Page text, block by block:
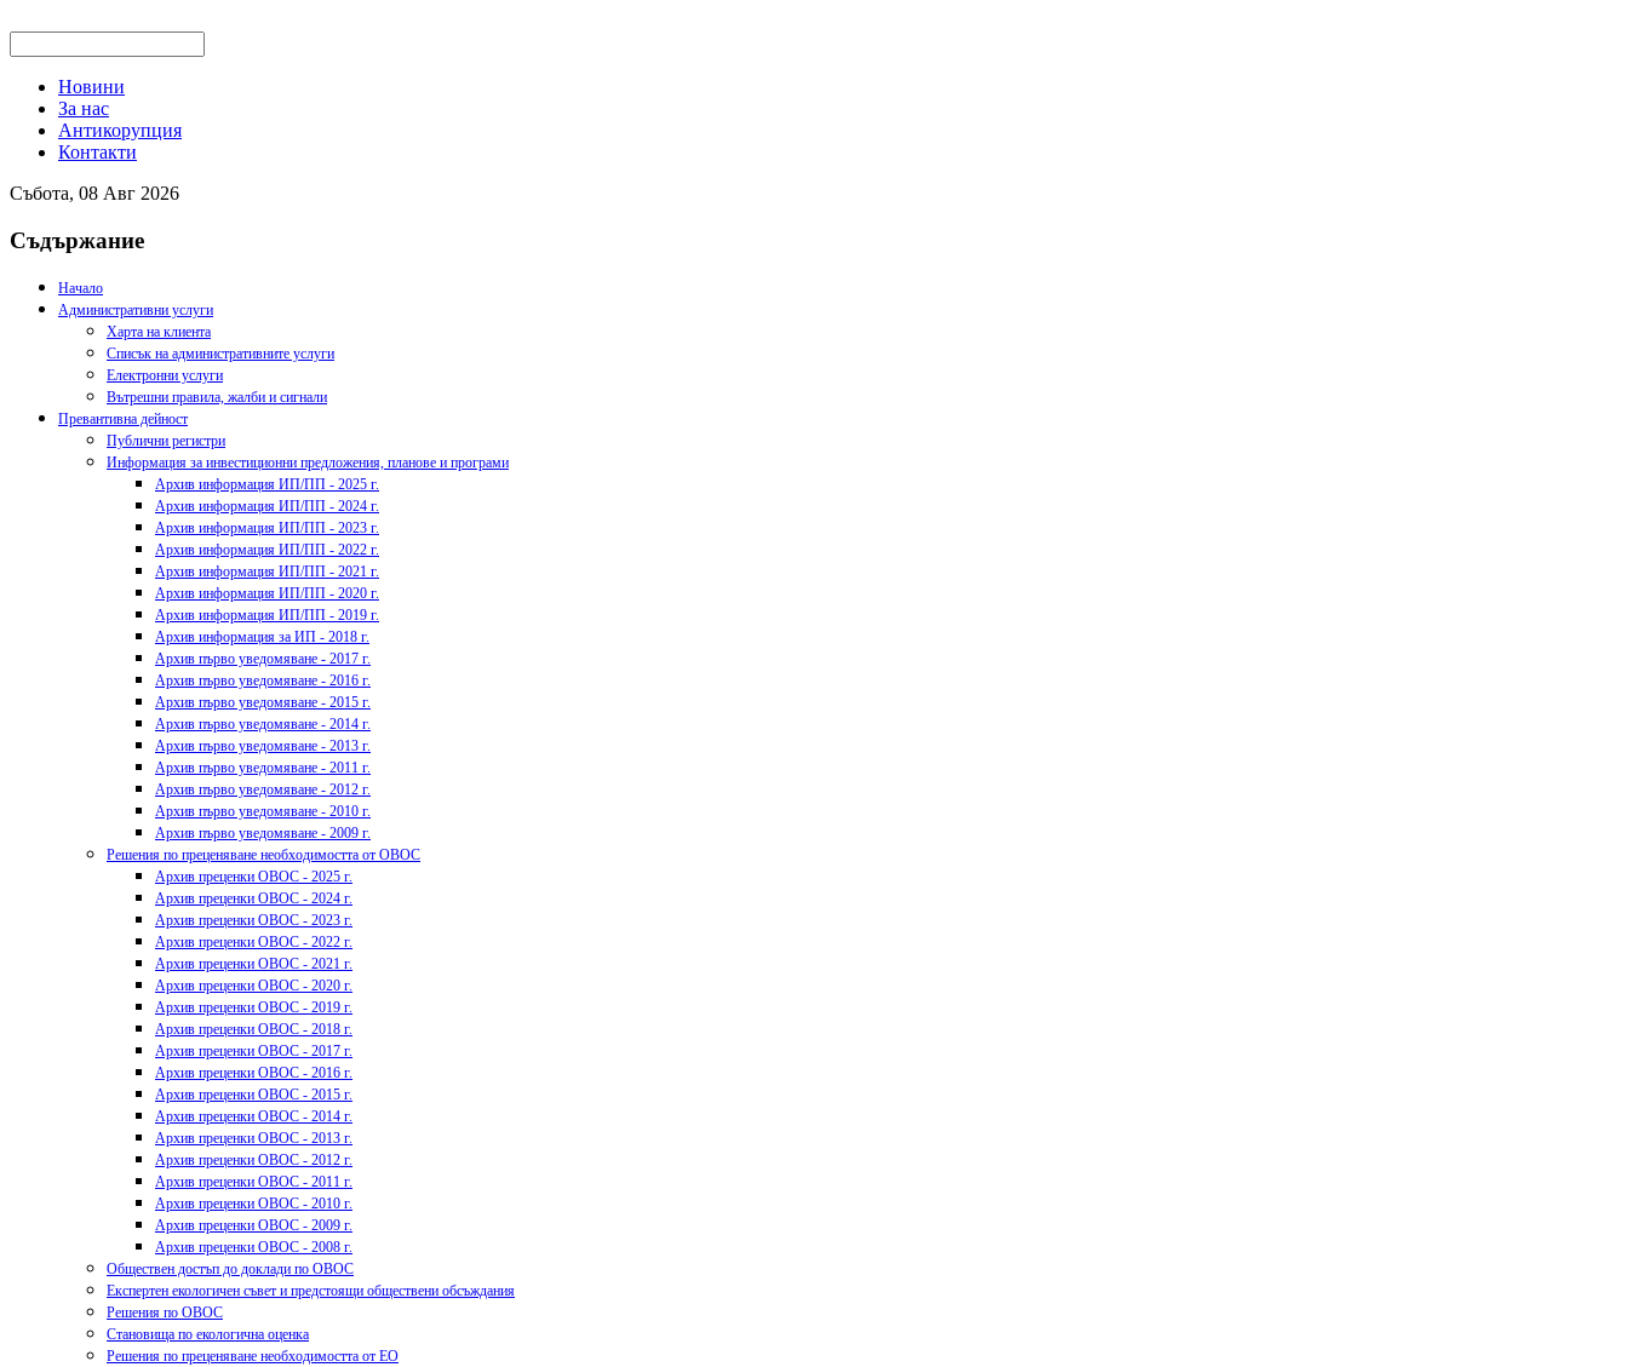
Новини
За нас
Антикорупция
Контакти
Събота, 08 Авг 2026
Съдържание
Начало
Административни услуги
Харта на клиента
Списък на административните услуги
Електронни услуги
Вътрешни правила, жалби и сигнали
Превантивна дейност
Публични регистри
Информация за инвестиционни предложения, планове и програми
Архив информация ИП/ПП - 2025 г.
Архив информация ИП/ПП - 2024 г.
Архив информация ИП/ПП - 2023 г.
Архив информация ИП/ПП - 2022 г.
Архив информация ИП/ПП - 2021 г.
Архив информация ИП/ПП - 2020 г.
Архив информация ИП/ПП - 2019 г.
Архив информация за ИП - 2018 г.
Архив първо уведомяване - 2017 г.
Архив първо уведомяване - 2016 г.
Архив първо уведомяване - 2015 г.
Архив първо уведомяване - 2014 г.
Архив първо уведомяване - 2013 г.
Архив първо уведомяване - 2011 г.
Архив първо уведомяване - 2012 г.
Архив първо уведомяване - 2010 г.
Архив първо уведомяване - 2009 г.
Решения по преценяване необходимостта от ОВОС
Архив преценки ОВОС - 2025 г.
Архив преценки ОВОС - 2024 г.
Архив преценки ОВОС - 2023 г.
Архив преценки ОВОС - 2022 г.
Архив преценки ОВОС - 2021 г.
Архив преценки ОВОС - 2020 г.
Архив преценки ОВОС - 2019 г.
Архив преценки ОВОС - 2018 г.
Архив преценки ОВОС - 2017 г.
Архив преценки ОВОС - 2016 г.
Архив преценки ОВОС - 2015 г.
Архив преценки ОВОС - 2014 г.
Архив преценки ОВОС - 2013 г.
Архив преценки ОВОС - 2012 г.
Архив преценки ОВОС - 2011 г.
Архив преценки ОВОС - 2010 г.
Архив преценки ОВОС - 2009 г.
Архив преценки ОВОС - 2008 г.
Обществен достъп до доклади по ОВОС
Експертен екологичен съвет и предстоящи обществени обсъждания
Решения по ОВОС
Становища по екологична оценка
Решения по преценяване необходимостта от ЕО